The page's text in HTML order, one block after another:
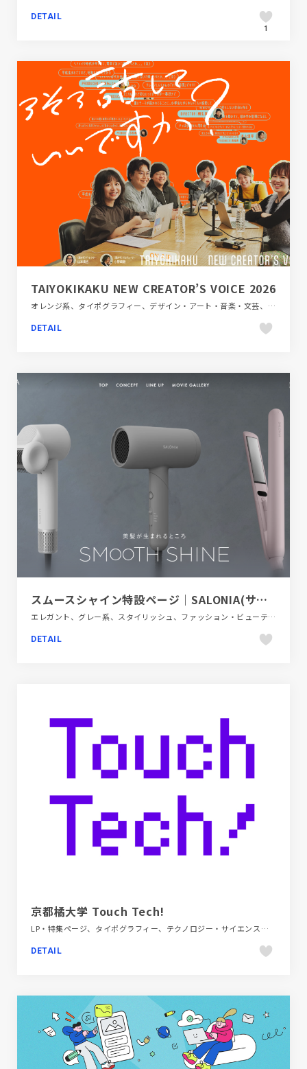
DETAIL
1
TAIYOKIKAKU NEW CREATOR’S VOICE 2026
オレンジ系、タイポグラフィー、デザイン・アート・音楽・文芸、ポップ、メディアサイト、モーション多め
DETAIL
スムースシャイン特設ページ｜SALONIA(サロニア)
エレガント、グレー系、スタイリッシュ、ファッション・ビューティー、ブランド・サービスサイト、モーション多め
DETAIL
京都橘大学 Touch Tech!
LP・特集ページ、タイポグラフィー、テクノロジー・サイエンス、パープル系、ホワイト系、ポップ、モーション多め、教育・学校
DETAIL